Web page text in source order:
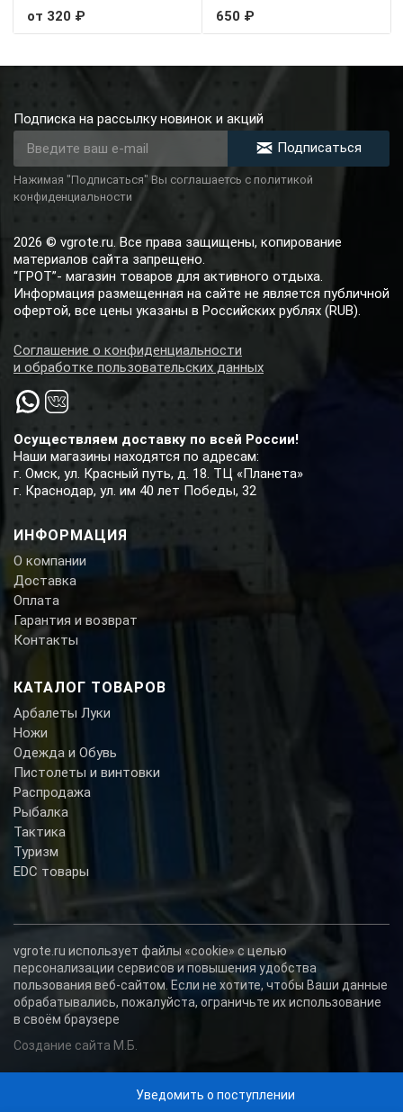
Уведомить о поступлении
от 320 ₽ 650 ₽
Осуществляем доставку по всей России!
Наши магазины находятся по адресам:
г. Омск, ул. Красный путь, д. 18. ТЦ «Планета»
г. Краснодар, ул. им 40 лет Победы, 32
ИНФОРМАЦИЯ
О компании
Доставка
Оплата
Гарантия и возврат
Контакты
КАТАЛОГ ТОВАРОВ
Арбалеты Луки
Ножи
Одежда и Обувь
Пистолеты и винтовки
Распродажа
Рыбалка
Тактика
Туризм
EDC товары
Подписка на рассылку новинок и акций
Подписаться
Нажимая "Подписаться" Вы соглашаетсь с политикой
конфиденциальности
2026 © vgrote.ru. Все права защищены, копирование
материалов сайта запрещено.
“ГРОТ”- магазин товаров для активного отдыха.
Информация размещенная на сайте не является публичной
офертой, все цены указаны в Российских рублях (RUB).
Соглашение о конфиденциальности
и обработке пользовательских данных
vgrote.ru использует файлы «cookie» с целью
персонализации сервисов и повышения удобства
пользования веб-сайтом. Если не хотите, чтобы Ваши данные
обрабатывались, пожалуйста, ограничьте их использование
в своём браузере
Создание сайта М.Б.